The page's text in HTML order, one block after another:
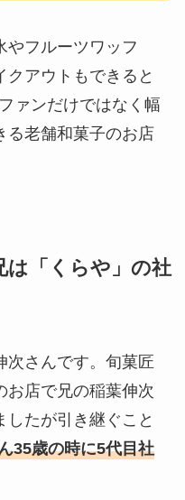
やフルーツワッフ
クアウトもできると
ァンだけではなく幅
る老舗和菓子のお店
は「くらや」の社
次さんです。旬菓匠
お店で兄の稲葉伸次
したが引き継ぐこと
35歳の時に5代目社